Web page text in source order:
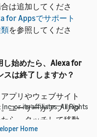
は追加してくださ
for Appsでサポート
を参照してくださ
し始めたら、Alexa for
は終了しますか？
プリやウェブサイト
ユーザーがアプリや
ら、タッチして移動
エストを出したりす
or its affiliates. All Rights
Home